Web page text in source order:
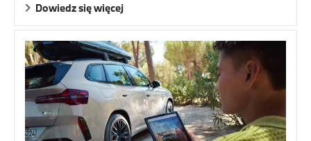
Dowiedz się więcej